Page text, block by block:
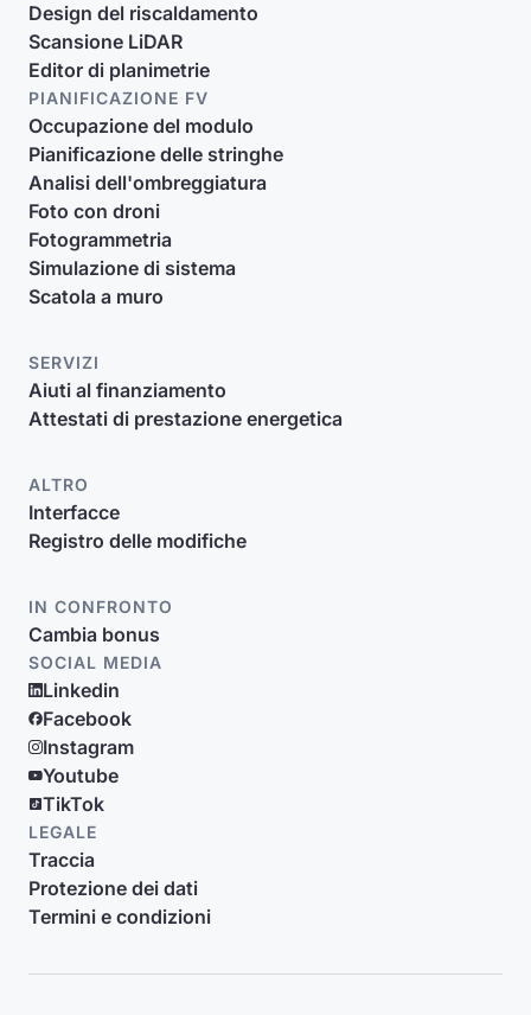
Design del riscaldamento
Scansione LiDAR
Editor di planimetrie
PIANIFICAZIONE FV
Occupazione del modulo
Pianificazione delle stringhe
Analisi dell'ombreggiatura
Foto con droni
Fotogrammetria
Simulazione di sistema
Scatola a muro
SERVIZI
Aiuti al finanziamento
Attestati di prestazione energetica
ALTRO
Interfacce
Registro delle modifiche
IN CONFRONTO
Cambia bonus
SOCIAL MEDIA
Linkedin
Facebook
Instagram
Youtube
TikTok
LEGALE
Traccia
Protezione dei dati
Termini e condizioni